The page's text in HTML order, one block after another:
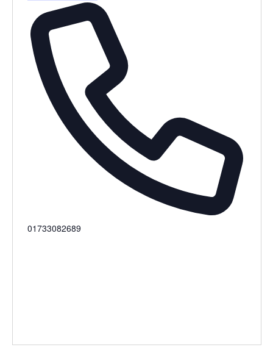
Telefon
01733082689